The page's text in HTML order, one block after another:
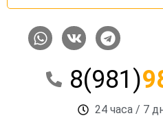
W
h
V
k
T
e
e
g
r
8(981)
24 часа / 7